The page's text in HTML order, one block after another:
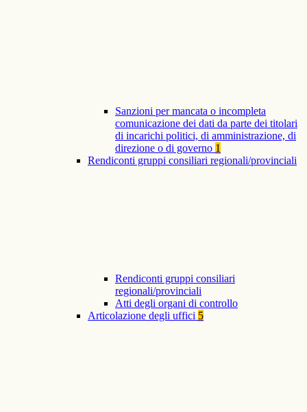
Sanzioni per mancata o incompleta
comunicazione dei dati da parte dei titolari
di incarichi politici, di amministrazione, di
direzione o di governo 1
Rendiconti gruppi consiliari regionali/provinciali
Rendiconti gruppi consiliari
regionali/provinciali
Atti degli organi di controllo
Articolazione degli uffici 5